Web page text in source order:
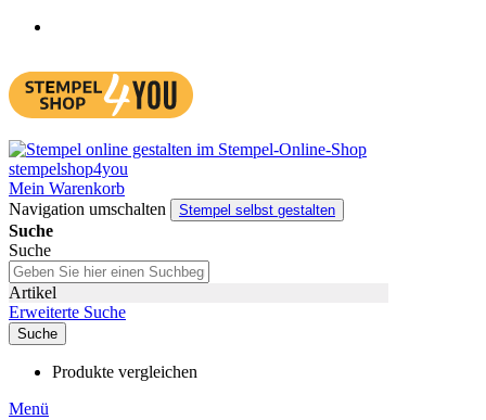
Mein Warenkorb
Navigation umschalten
Stempel selbst gestalten
Suche
Suche
Artikel
Erweiterte Suche
Suche
Produkte vergleichen
Menü